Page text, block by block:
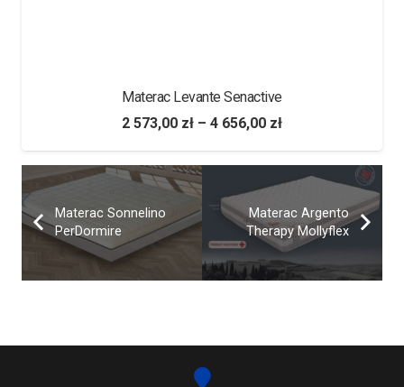
Materac Levante Senactive
2 573,00 zł – 4 656,00 zł
Materac Sonnelino
PerDormire
Materac Argento
Therapy Mollyflex